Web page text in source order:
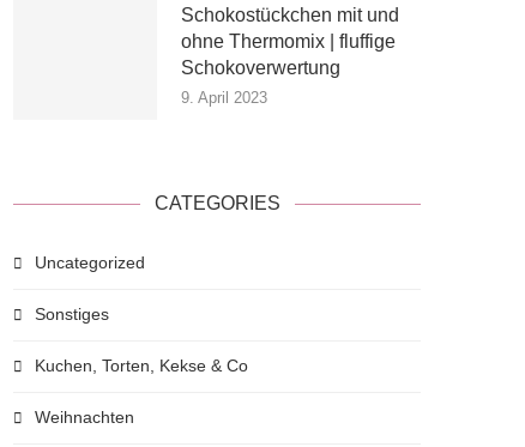
Schokostückchen mit und
ohne Thermomix | fluffige
Schokoverwertung
9. April 2023
CATEGORIES
Uncategorized
Sonstiges
Kuchen, Torten, Kekse & Co
Weihnachten